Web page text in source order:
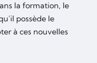
la formation, le
possède le
à ces nouvelles